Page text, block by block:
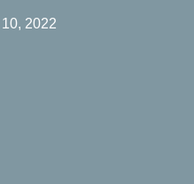
2022